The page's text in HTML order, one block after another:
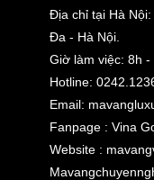
Địa chỉ tại Hà
Đa - Hà Nội.
Giờ làm việc: 8h -
Hotline:
Email:
Fanpage : Vina
Website :